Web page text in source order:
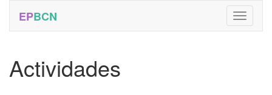
EPBCN
Actividades